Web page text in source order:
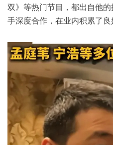
双》等热门节目，都出自他
手深度合作，在业内积累了良